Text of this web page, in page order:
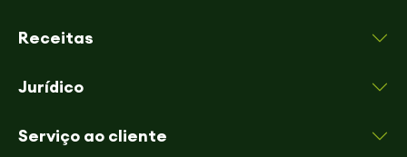
Receitas
Jurídico
Serviço ao cliente